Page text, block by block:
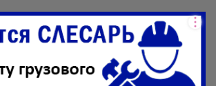
любимое...